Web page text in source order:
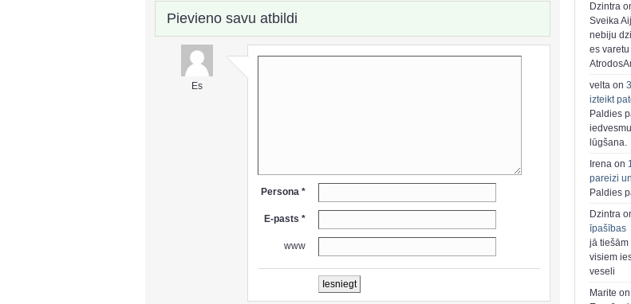
Pievieno savu atbildi
Es
Persona *
E-pasts *
www
Dzintra
Sveika
nebiju
es
velta on
izteikt
Paldies
lūgšana.
Irena on
pareizi
Paldies
Dzintra
īpašības
jā
visiem
veseli
Marite on